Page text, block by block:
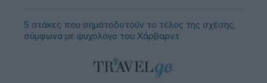
5 ατάκες που σηματοδοτούν το τέλος της σχέσης,
σύμφωνα με ψυχολόγο του Χάρβαρντ